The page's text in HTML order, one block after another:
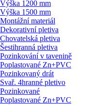
Výška 1200 mm
Výška 1500 mm
Montážní materiál
Dekorativní pletiva
Chovatelská pletiva
Šestihranná pletiva
Pozinkování v tavenině
Poplastované Zn+PVC
Pozinkovaný drát
Svař. 4hranné pletivo
Pozinkované
Poplastované Zn+PVC